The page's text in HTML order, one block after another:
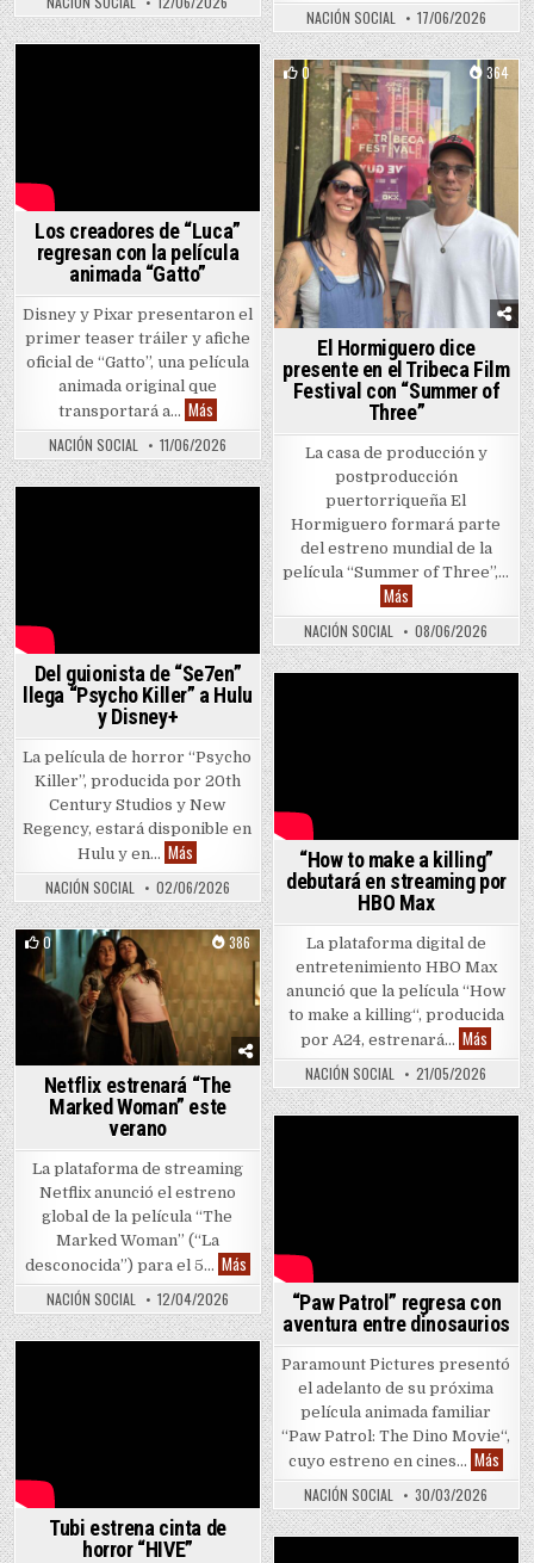
NACIÓN SOCIAL 17/06/2026
Los creadores de “Luca”
regresan con la película
animada “Gatto”
Disney y Pixar presentaron el
primer teaser tráiler y afiche
oficial de “Gatto”, una película
animada original que
transportará a… MásLos creadores de “Luca” regresan con la película
NACIÓN SOCIAL 11/06/2026
0 364
Posted in
El Hormiguero dice
presente en el Tribeca Film
Festival con “Summer of
Three”
La casa de producción y
postproducción
puertorriqueña El
Hormiguero formará parte
del estreno mundial de la
película “Summer of Three”,…
MásEl Hormiguero dice
NACIÓN SOCIAL 08/06/2026
Del guionista de “Se7en”
llega “Psycho Killer” a Hulu
y Disney+
La película de horror “Psycho
Killer”, producida por 20th
Century Studios y New
Regency, estará disponible en
Hulu y en… Más Del guionista de “Se7en” llega “Psycho Killer” a Hulu y
NACIÓN SOCIAL 02/06/2026
“How to make a killing”
debutará en streaming por
HBO Max
La plataforma digital de
entretenimiento HBO Max
anunció que la película “How
to make a killing“, producida
por A24, estrenará… Más
NACIÓN SOCIAL 21/05/2026
0 386
Posted in
Netflix estrenará “The
Marked Woman” este
verano
La plataforma de streaming
Netflix anunció el estreno
global de la película “The
Marked Woman” (“La
desconocida”) para el 5… MásNetflix estrenará “The Marked Woman” este
NACIÓN SOCIAL 12/04/2026
“Paw Patrol” regresa con
aventura entre dinosaurios
Paramount Pictures presentó
el adelanto de su próxima
película animada familiar
“Paw Patrol: The Dino Movie“,
cuyo estreno en cines… Más
NACIÓN SOCIAL 30/03/2026
Tubi estrena cinta de
horror “HIVE”